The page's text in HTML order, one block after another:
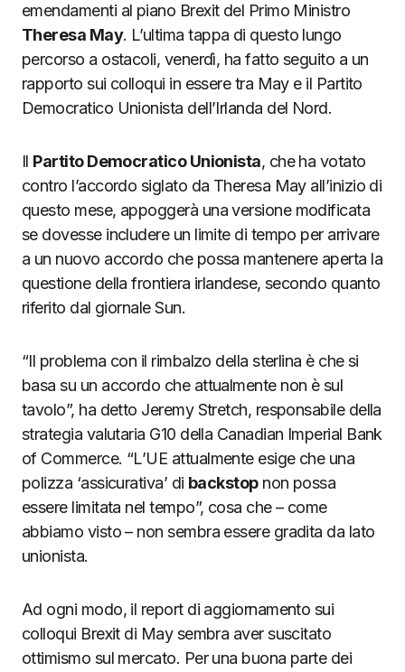
emendamenti al piano Brexit del Primo Ministro
Theresa May. L’ultima tappa di questo lungo
percorso a ostacoli, venerdì, ha fatto seguito a un
rapporto sui colloqui in essere tra May e il Partito
Democratico Unionista dell’Irlanda del Nord.
Il Partito Democratico Unionista, che ha votato
contro l’accordo siglato da Theresa May all’inizio di
questo mese, appoggerà una versione modificata
se dovesse includere un limite di tempo per arrivare
a un nuovo accordo che possa mantenere aperta la
questione della frontiera irlandese, secondo quanto
riferito dal giornale Sun.
“Il problema con il rimbalzo della sterlina è che si
basa su un accordo che attualmente non è sul
tavolo”, ha detto Jeremy Stretch, responsabile della
strategia valutaria G10 della Canadian Imperial Bank
of Commerce. “L’UE attualmente esige che una
polizza ‘assicurativa’ di backstopnon possa
essere limitata nel tempo”, cosa che – come
abbiamo visto – non sembra essere gradita da lato
unionista.
Ad ogni modo, il report di aggiornamento sui
colloqui Brexit di May sembra aver suscitato
ottimismo sul mercato. Per una buona parte dei